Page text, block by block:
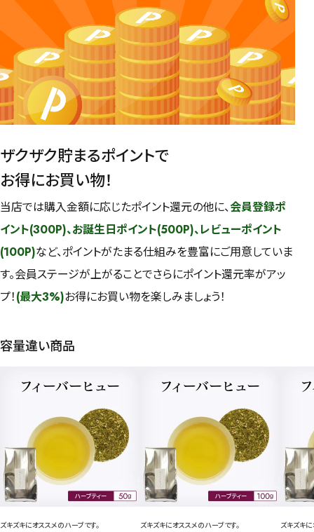
ザクザク貯まるポイントで
お得にお買い物！
当店では購入金額に応じたポイント還元の他に、会員登録ポ
イント(300P)、お誕生日ポイント(500P)、レビューポイント
(100P)など、ポイントがたまる仕組みを豊富にご用意していま
す。会員ステージが上がることでさらにポイント還元率がアッ
プ！(最大3%)お得にお買い物を楽しみましょう！
容量違い商品
ズキズキにオススメのハーブです。 ズキズキにオススメのハーブです。 ズキズキ